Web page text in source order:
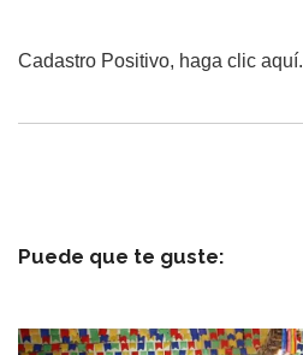
Cadastro Positivo, haga clic aquí.
Puede que te guste: